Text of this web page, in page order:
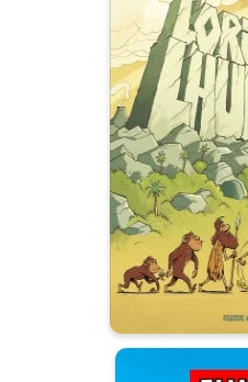
L'
13/05/2026
Un drôle
l'origine